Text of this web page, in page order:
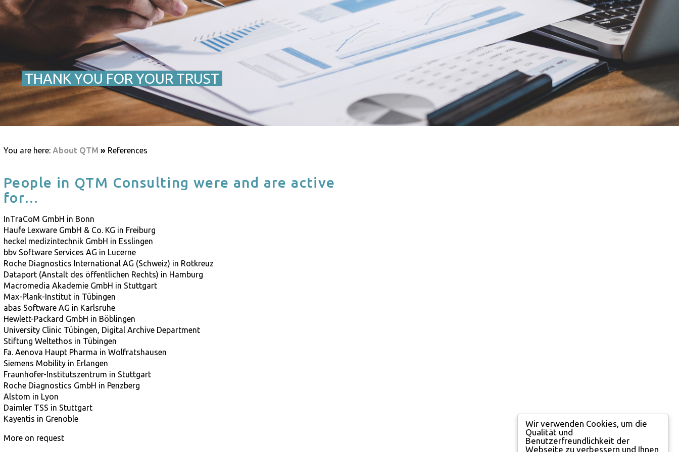
Wir verwenden Cookies, um die
Qualität und
Benutzerfreundlichkeit der
Webseite zu verbessern und Ihnen
THANK YOU FOR YOUR TRUST
You are here: About QTM » References
People in QTM Consulting were and are active
for…
InTraCoM GmbH in Bonn
Haufe Lexware GmbH & Co. KG in Freiburg
heckel medizintechnik GmbH in Esslingen
bbv Software Services AG in Lucerne
Roche Diagnostics International AG (Schweiz) in Rotkreuz
Dataport (Anstalt des öffentlichen Rechts) in Hamburg
Macromedia Akademie GmbH in Stuttgart
Max-Plank-Institut in Tübingen
abas Software AG in Karlsruhe
Hewlett-Packard GmbH in Böblingen
University Clinic Tübingen, Digital Archive Department
Stiftung Weltethos in Tübingen
Fa. Aenova Haupt Pharma in Wolfratshausen
Siemens Mobility in Erlangen
Fraunhofer-Institutszentrum in Stuttgart
Roche Diagnostics GmbH in Penzberg
Alstom in Lyon
Daimler TSS in Stuttgart
Kayentis in Grenoble
More on request